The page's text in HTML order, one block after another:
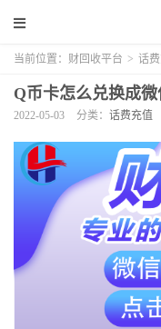
当前位置： 财回收平台 > 话
Q币卡怎么兑换成微
2022-05-03 分类： 话费充值